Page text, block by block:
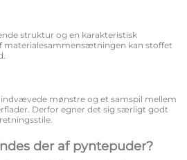
struktur og en karakteristisk
kan stoffet
mønstre og et samspil mellem
Derfor egner det sig særligt godt
der af pyntepuder?